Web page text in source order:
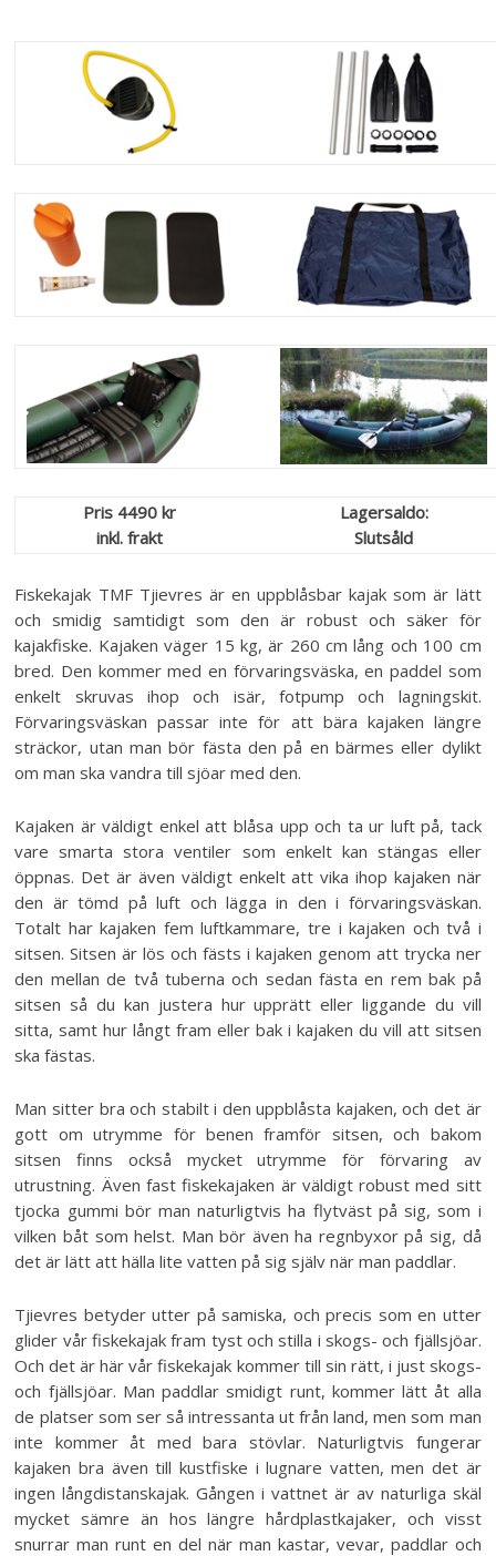
Pris 4490 kr
inkl. frakt
Lagersaldo:
Slutsåld
Fiskekajak TMF Tjievres är en uppblåsbar kajak som är lätt
och smidig samtidigt som den är robust och säker för
kajakfiske. Kajaken väger 15 kg, är 260 cm lång och 100 cm
bred. Den kommer med en förvaringsväska, en paddel som
enkelt skruvas ihop och isär, fotpump och lagningskit.
Förvaringsväskan passar inte för att bära kajaken längre
sträckor, utan man bör fästa den på en bärmes eller dylikt
om man ska vandra till sjöar med den.
Kajaken är väldigt enkel att blåsa upp och ta ur luft på, tack
vare smarta stora ventiler som enkelt kan stängas eller
öppnas. Det är även väldigt enkelt att vika ihop kajaken när
den är tömd på luft och lägga in den i förvaringsväskan.
Totalt har kajaken fem luftkammare, tre i kajaken och två i
sitsen. Sitsen är lös och fästs i kajaken genom att trycka ner
den mellan de två tuberna och sedan fästa en rem bak på
sitsen så du kan justera hur upprätt eller liggande du vill
sitta, samt hur långt fram eller bak i kajaken du vill att sitsen
ska fästas.
Man sitter bra och stabilt i den uppblåsta kajaken, och det är
gott om utrymme för benen framför sitsen, och bakom
sitsen finns också mycket utrymme för förvaring av
utrustning. Även fast fiskekajaken är väldigt robust med sitt
tjocka gummi bör man naturligtvis ha flytväst på sig, som i
vilken båt som helst. Man bör även ha regnbyxor på sig, då
det är lätt att hälla lite vatten på sig själv när man paddlar.
Tjievres betyder utter på samiska, och precis som en utter
glider vår fiskekajak fram tyst och stilla i skogs- och fjällsjöar.
Och det är här vår fiskekajak kommer till sin rätt, i just skogs-
och fjällsjöar. Man paddlar smidigt runt, kommer lätt åt alla
de platser som ser så intressanta ut från land, men som man
inte kommer åt med bara stövlar. Naturligtvis fungerar
kajaken bra även till kustfiske i lugnare vatten, men det är
ingen långdistanskajak. Gången i vattnet är av naturliga skäl
mycket sämre än hos längre hårdplastkajaker, och visst
snurrar man runt en del när man kastar, vevar, paddlar och